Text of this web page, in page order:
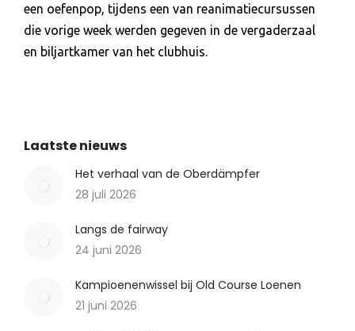
een oefenpop, tijdens een van reanimatiecursussen
die vorige week werden gegeven in de vergaderzaal
en biljartkamer van het clubhuis.
Laatste nieuws
Het verhaal van de Oberdämpfer
28 juli 2026
Langs de fairway
24 juni 2026
Kampioenenwissel bij Old Course Loenen
21 juni 2026